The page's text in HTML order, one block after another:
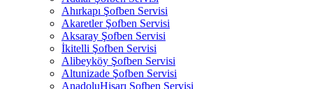
Ahırkapı Şofben Servisi
Akaretler Şofben Servisi
Aksaray Şofben Servisi
İkitelli Şofben Servisi
Alibeyköy Şofben Servisi
Altunizade Şofben Servisi
AnadoluHisarı Şofben Servisi